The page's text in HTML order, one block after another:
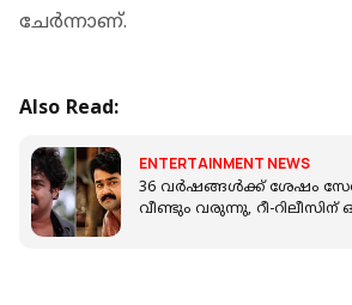
ചേര്‍ന്നാണ്.
Also Read:
ENTERTAINMENT NEWS
36 വർഷങ്ങള്‍ക്ക് ശേഷം
വീണ്ടും വരുന്നു, റീ-റിലീസിന്